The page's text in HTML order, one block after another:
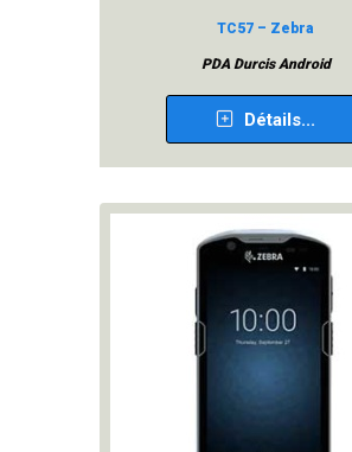
TC57 – Zebra
PDA Durcis Android
Détails...